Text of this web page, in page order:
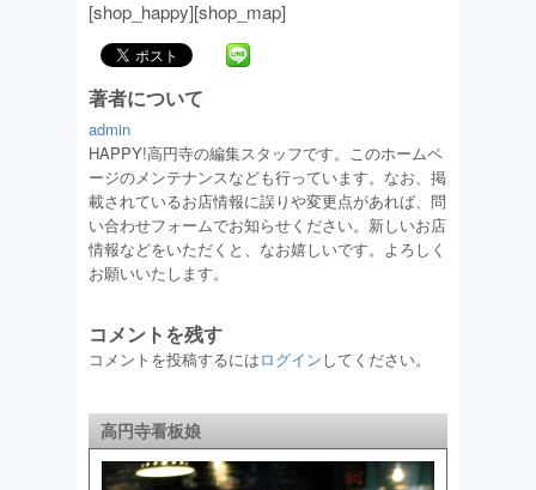
[shop_happy][shop_map]
著者について
admin
HAPPY!高円寺の編集スタッフです。このホームペ
ージのメンテナンスなども行っています。なお、掲
載されているお店情報に誤りや変更点があれば、問
い合わせフォームでお知らせください。新しいお店
情報などをいただくと、なお嬉しいです。よろしく
お願いいたします。
コメントを残す
コメントを投稿するにはログインしてください。
高円寺看板娘